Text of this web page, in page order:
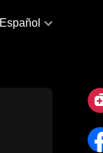
Español